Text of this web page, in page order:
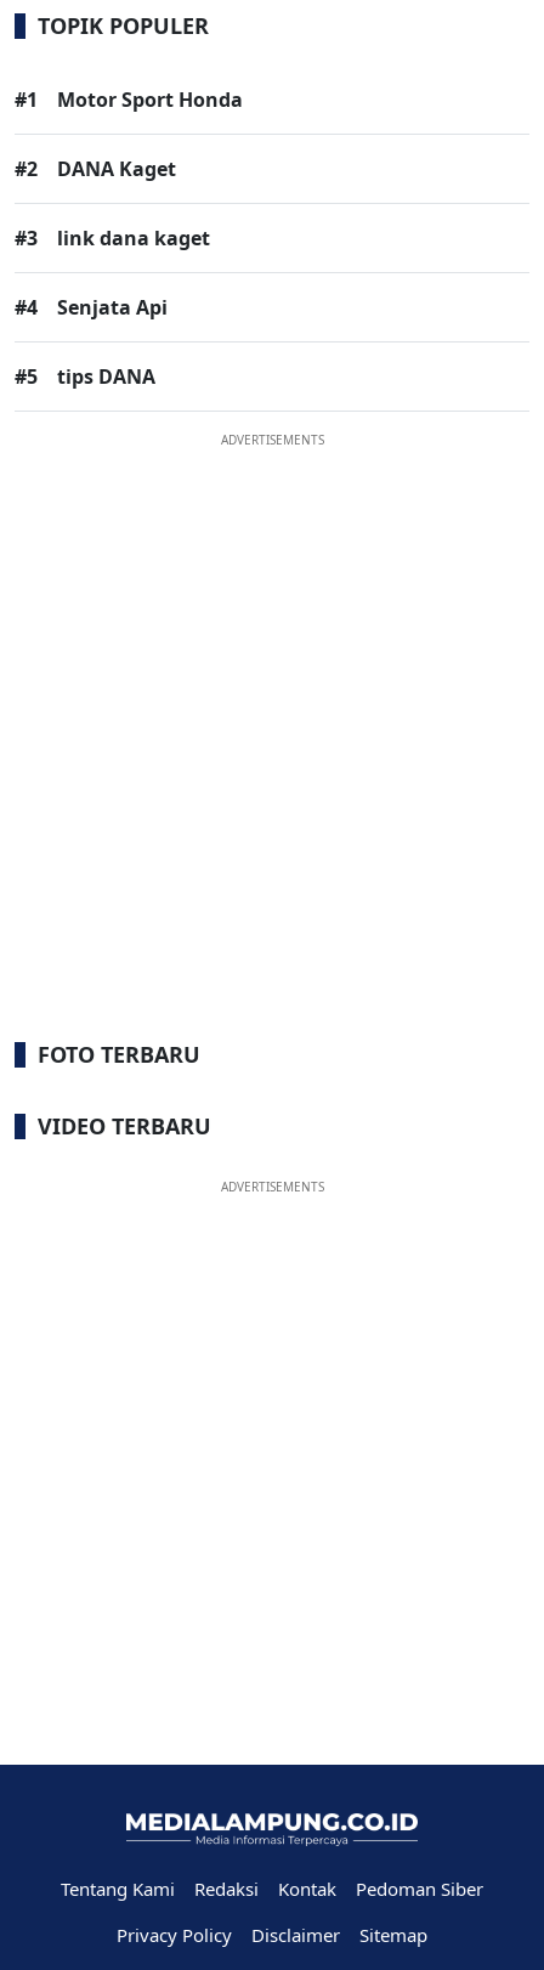
TOPIK POPULER
#1 Motor Sport Honda
#2 DANA Kaget
#3 link dana kaget
#4 Senjata Api
#5 tips DANA
ADVERTISEMENTS
FOTO TERBARU
VIDEO TERBARU
ADVERTISEMENTS
Tentang Kami Redaksi Kontak
Pedoman Siber
Privacy Policy
Disclaimer Sitemap